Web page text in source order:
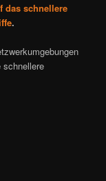
das schnellere
.
schnellere